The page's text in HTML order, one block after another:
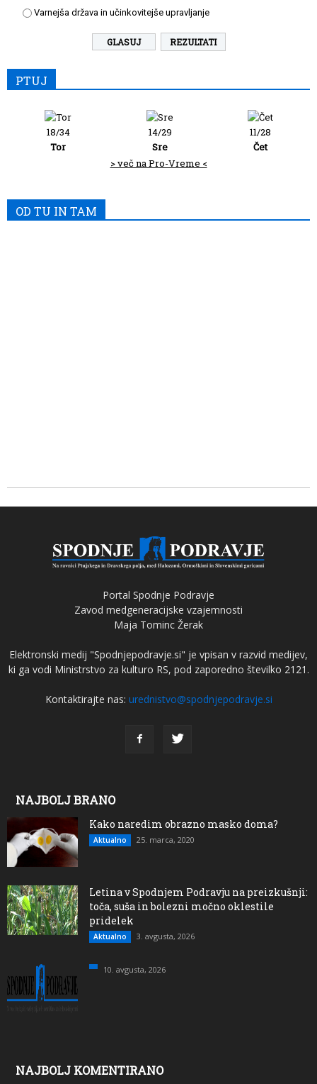
Varnejša država in učinkovitejše upravljanje
REZULTATI
PTUJ
18/34
Tor
14/29
Sre
11/28
Čet
> več na Pro-Vreme <
OD TU IN TAM
Portal Spodnje Podravje
Zavod medgeneracijske vzajemnosti
Maja Tominc Žerak
Elektronski medij "Spodnjepodravje.si" je vpisan v razvid medijev,
ki ga vodi Ministrstvo za kulturo RS, pod zaporedno številko 2121.
Kontaktirajte nas: urednistvo@spodnjepodravje.si
NAJBOLJ BRANO
Kako naredim obrazno masko doma?
Aktualno 25. marca, 2020
Letina v Spodnjem Podravju na preizkušnji:
toča, suša in bolezni močno oklestile
pridelek
Aktualno 3. avgusta, 2026
10. avgusta, 2026
NAJBOLJ KOMENTIRANO